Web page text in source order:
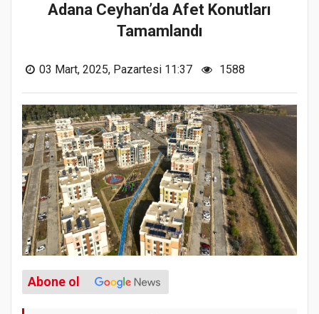
Adana Ceyhan’da Afet Konutları
Tamamlandı
03 Mart, 2025, Pazartesi 11:37 1588
Abone ol